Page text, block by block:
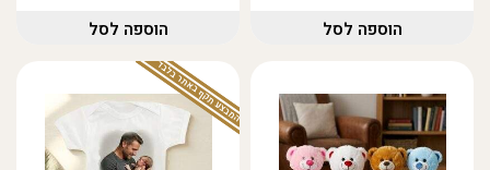
הוספה לסל הוספה לסל
המבצע תקף באתר בלבד